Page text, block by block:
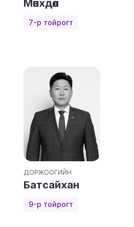
Мөнхдөл
7-р тойрогт
ДОРЖООГИЙН
Батсайхан
9-р тойрогт